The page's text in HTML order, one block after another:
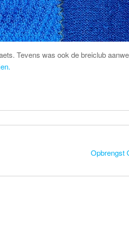
Tevens was ook de breiclub
Opbrengst